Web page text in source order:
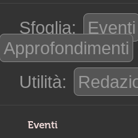
Sfoglia: Eventi
Approfondimenti
Utilità:
Eventi